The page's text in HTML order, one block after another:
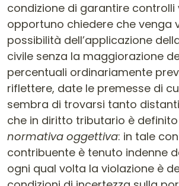
condizione di garantire controlli
opportuno chiedere che venga
possibilità dell’applicazione
civile senza la maggiorazione
percentuali ordinariamente
riflettere, date le premesse di
sembra di trovarsi tanto
che in diritto tributario è definito
normativa oggettiva: in tale
contribuente è tenuto indenne
ogni qual volta la violazione è